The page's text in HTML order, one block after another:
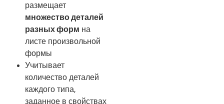
размещает
множество деталей
разных форм на
листе произвольной
формы
Учитывает
количество деталей
каждого типа,
заданное в свойствах